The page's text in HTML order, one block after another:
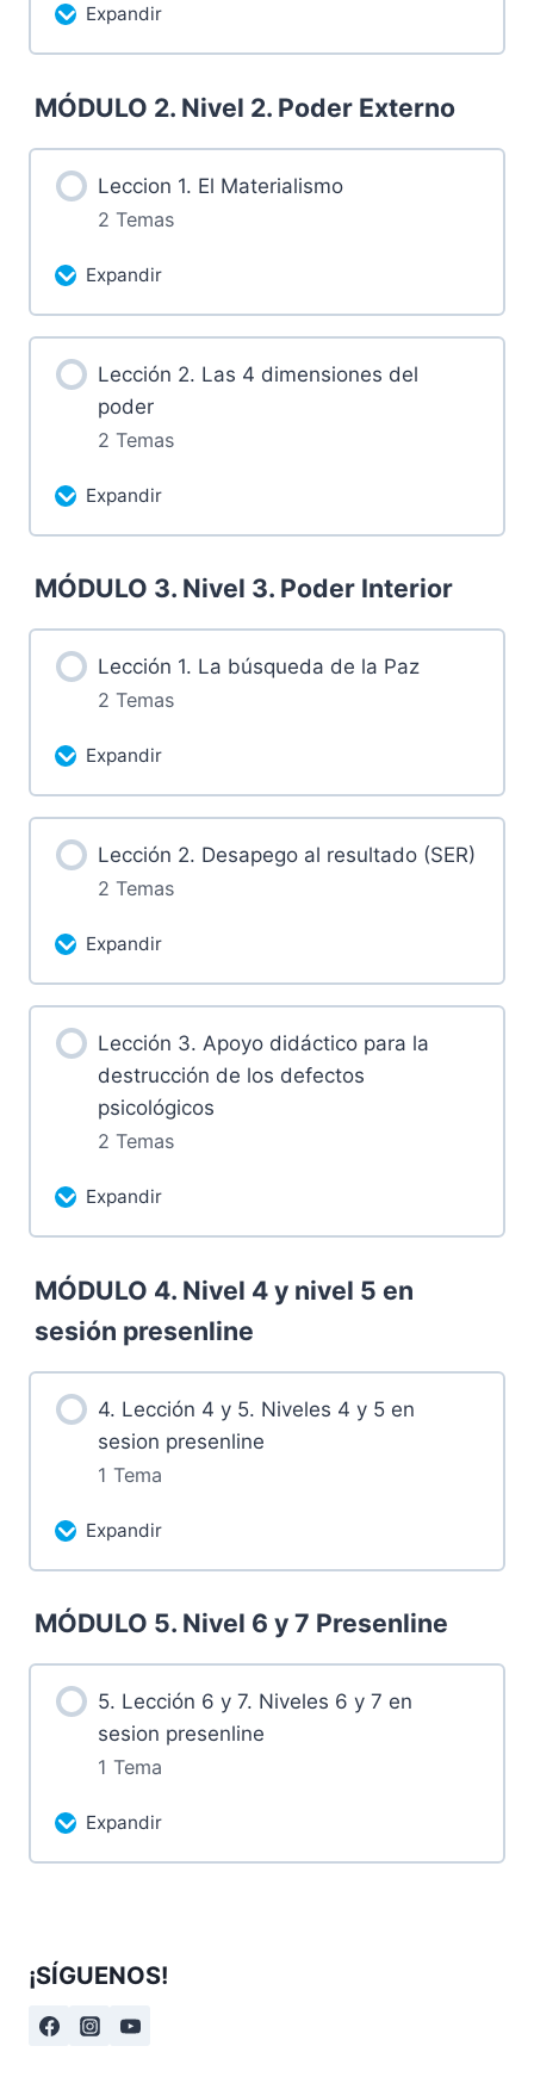
2024
Expandir
Más contenidos...
0% Completado 0/2 pasos
2.1 Reto
2024
MÓDULO 2. Nivel 2. Poder Externo
Leccion 1. El Materialismo
2 Temas
Expandir
Más contenidos...
0% Completado 0/2 pasos
1.2 Retos
Lección 2. Las 4 dimensiones del
poder
2 Temas
Expandir
Más contenidos...
0% Completado 0/2 pasos
2.1 Retos
2024
MÓDULO 3. Nivel 3. Poder Interior
Lección 1. La búsqueda de la Paz
2 Temas
Expandir
0% Completado 0/2 pasos
2024
Lección 2. Desapego al resultado (SER)
2 Temas
Expandir
0% Completado 0/2 pasos
2.1 Retos
2.2 Grabación miércoles 8 de mayo de
Lección 3. Apoyo didáctico para la
destrucción de los defectos
psicológicos
2 Temas
Expandir
Más contenidos...
0% Completado 0/2 pasos
3.2 Grabación miércoles 15 de mayo
de 2024
MÓDULO 4. Nivel 4 y nivel 5 en
sesión presenline
4. Lección 4 y 5. Niveles 4 y 5 en
sesion presenline
1 Tema
Expandir
Más contenidos...
0% Completado 0/1 pasos
4.1 Sesion presenline. Miércoles 22 de
mayo de 2024
MÓDULO 5. Nivel 6 y 7 Presenline
5. Lección 6 y 7. Niveles 6 y 7 en
sesion presenline
1 Tema
Expandir
5.1 Sesion presenline. Miércoles 29 de
mayo de 2024
¡SÍGUENOS!